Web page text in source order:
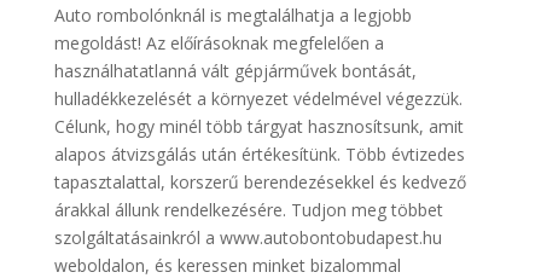
Auto rombolónknál is megtalálhatja a legjobb
megoldást! Az előírásoknak megfelelően a
használhatatlanná vált gépjárművek bontását,
hulladékkezelését a környezet védelmével végezzük.
Célunk, hogy minél több tárgyat hasznosítsunk, amit
alapos átvizsgálás után értékesítünk. Több évtizedes
tapasztalattal, korszerű berendezésekkel és kedvező
árakkal állunk rendelkezésére. Tudjon meg többet
szolgáltatásainkról a www.autobontobudapest.hu
weboldalon, és keressen minket bizalommal